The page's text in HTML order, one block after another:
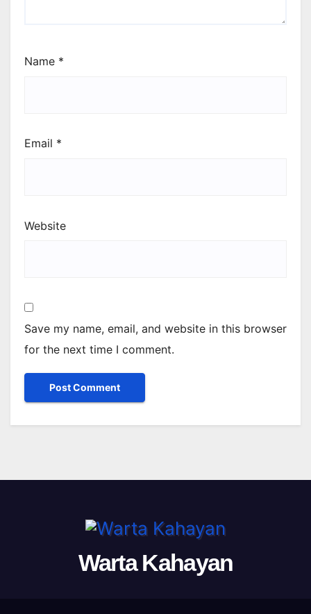
Name *
Email *
Website
Save my name, email, and website in this browser
for the next time I comment.
Warta Kahayan